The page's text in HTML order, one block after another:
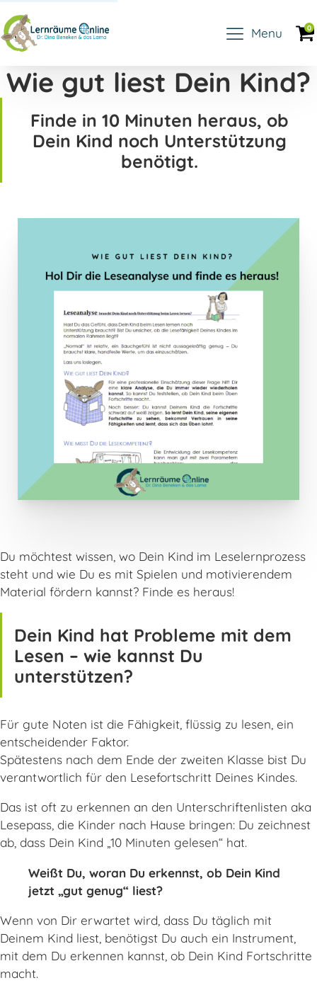
Menu 0
Wie gut liest Dein Kind?
Finde in 10 Minuten heraus, ob
Dein Kind noch Unterstützung
benötigt.
Du möchtest wissen, wo Dein Kind im Leselernprozess
steht und wie Du es mit Spielen und motivierendem
Material fördern kannst? Finde es heraus!
Dein Kind hat Probleme mit dem
Lesen – wie kannst Du
unterstützen?
Für gute Noten ist die Fähigkeit, flüssig zu lesen, ein
entscheidender Faktor.
Spätestens nach dem Ende der zweiten Klasse bist Du
verantwortlich für den Lesefortschritt Deines Kindes.
Das ist oft zu erkennen an den Unterschriftenlisten aka
Lesepass, die Kinder nach Hause bringen: Du zeichnest
ab, dass Dein Kind „10 Minuten gelesen“ hat.
Weißt Du, woran Du erkennst, ob Dein Kind
jetzt „gut genug“ liest?
Wenn von Dir erwartet wird, dass Du täglich mit
Deinem Kind liest, benötigst Du auch ein Instrument,
mit dem Du erkennen kannst, ob Dein Kind Fortschritte
macht.